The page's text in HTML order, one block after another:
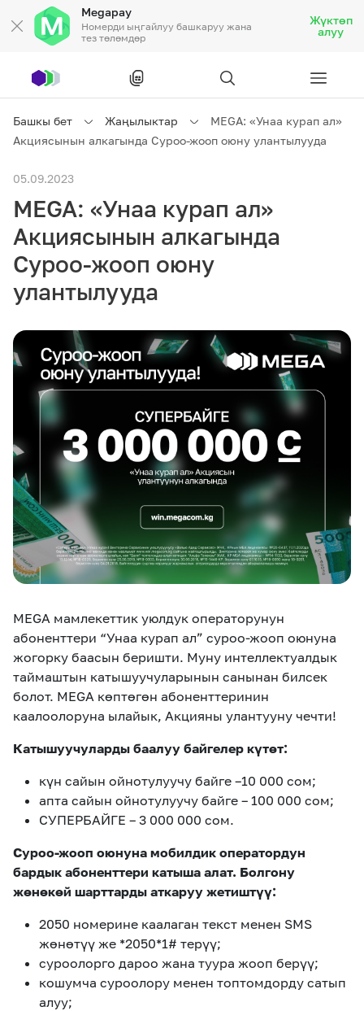
Megapay
Номерди ыңгайлуу башкаруу жана
тез төлөмдөр
Жүктөп
алуу
Жеке кардарларга
Ишкердик үчүн
Байланыш
Тарифтер Акциялар
eSIM M2M
Кызматтар
Кызматтар Көңүл ачуучу Соц. тармактар
Чалуулар жана
Компания
Биз жөнүндө Жаңылыктар MEGAда иште
Өнөктөштөргө
Офис картасы
жана каптоо
Кызмат көрсөтүүлөр
MegaTV MegaPay MegaKassa
Башкы бет Жаңылыктар
MEGA: «Унаа курап ал»
Акциясынын алкагында Суроо-жооп оюну улантылууда
05.09.2023
MEGA: «Унаа курап ал»
Акциясынын алкагында
Суроо-жооп оюну
улантылууда
MEGA мамлекеттик уюлдук операторунун
абоненттери “Унаа курап ал” суроо-жооп оюнуна
жогорку баасын беришти. Муну интеллектуалдык
таймаштын катышуучуларынын санынан билсек
болот. MEGA көптөгөн абоненттеринин
каалоолоруна ылайык, Акцияны улантууну чечти!
Катышуучуларды баалуу байгелер күтөт:
күн сайын ойнотулуучу байге –10 000 сом;
апта сайын ойнотулуучу байге – 100 000 сом;
СУПЕРБАЙГЕ – 3 000 000 сом.
Суроо-жооп оюнуна мобилдик оператордун
бардык абоненттери катыша алат. Болгону
жөнөкөй шарттарды аткаруу жетиштүү:
2050 номерине каалаган текст менен SMS
жөнөтүү же *2050*1# терүү;
суроолорго дароо жана туура жооп берүү;
кошумча суроолору менен топтомдорду сатып
алуу;